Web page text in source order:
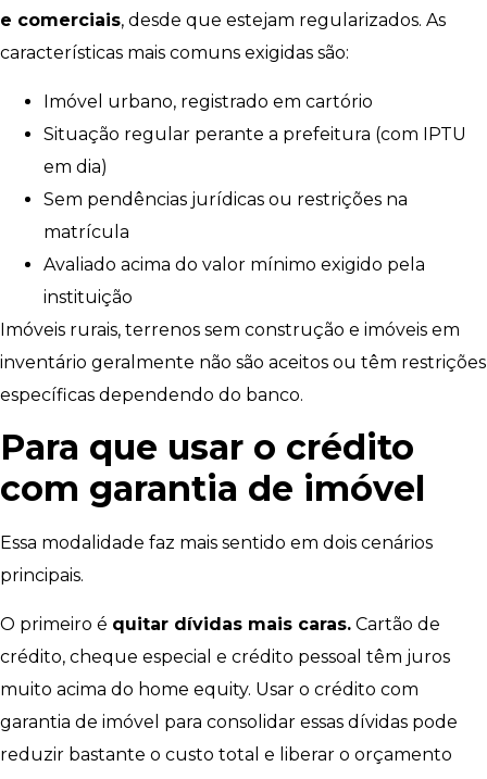
e comerciais, desde que estejam regularizados. As
características mais comuns exigidas são:
Imóvel urbano, registrado em cartório
Situação regular perante a prefeitura (com IPTU
em dia)
Sem pendências jurídicas ou restrições na
matrícula
Avaliado acima do valor mínimo exigido pela
instituição
Imóveis rurais, terrenos sem construção e imóveis em
inventário geralmente não são aceitos ou têm restrições
específicas dependendo do banco.
Para que usar o crédito
com garantia de imóvel
Essa modalidade faz mais sentido em dois cenários
principais.
O primeiro é quitar dívidas mais caras. Cartão de
crédito, cheque especial e crédito pessoal têm juros
muito acima do home equity. Usar o crédito com
garantia de imóvel para consolidar essas dívidas pode
reduzir bastante o custo total e liberar o orçamento